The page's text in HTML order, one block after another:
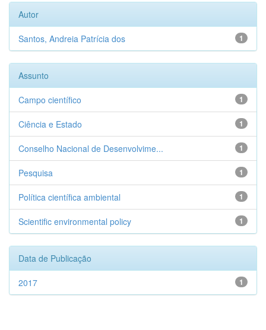
Autor
1
Santos, Andreia Patrícia dos
Assunto
1
Campo científico
1
Ciência e Estado
1
Conselho Nacional de Desenvolvime...
1
Pesquisa
1
Política científica ambiental
1
Scientific environmental policy
Data de Publicação
1
2017